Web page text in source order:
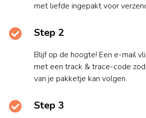
met liefde ingepakt voor
Step 2
Blijf op de hoogte! Een e-mail
met een track & trace-code
van je pakketje kan volgen.
Step 3